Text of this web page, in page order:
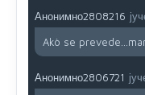
Анонимно2808216
Akò se
Анонимно2806721